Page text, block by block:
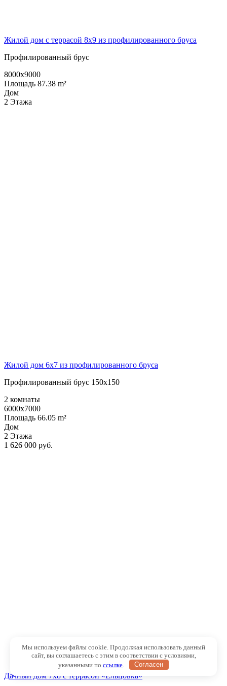
Жилой дом с террасой 8х9 из профилированного бруса
Профилированный брус
8000x9000
Площадь 87.38 m²
Дом
2 Этажа
Жилой дом 6х7 из профилированного бруса
Профилированный брус 150х150
2 комнаты
6000x7000
Площадь 66.05 m²
Дом
2 Этажа
1 626 000 руб.
Дачный дом 7х8 с террасой «Ельцовка»
Мы используем файлы cookie. Продолжая использовать данный
сайт, вы соглашаетесь с этим в соответствии с условиями,
указанными поссылке Согласен